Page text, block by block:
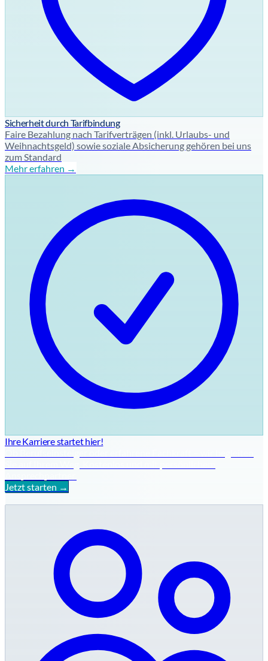
Sicherheit durch Tarifbindung
Faire Bezahlung nach Tarifverträgen (inkl. Urlaubs- und
Weihnachtsgeld) sowie soziale Absicherung gehören bei uns
zum Standard
Mehr erfahren →
Ihre Karriere startet hier!
Jetzt starten →